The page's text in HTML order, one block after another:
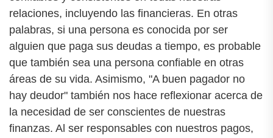
relaciones, incluyendo las financieras. En otras
palabras, si una persona es conocida por ser
alguien que paga sus deudas a tiempo, es probable
que también sea una persona confiable en otras
áreas de su vida. Asimismo, "A buen pagador no
hay deudor" también nos hace reflexionar acerca de
la necesidad de ser conscientes de nuestras
finanzas. Al ser responsables con nuestros pagos,